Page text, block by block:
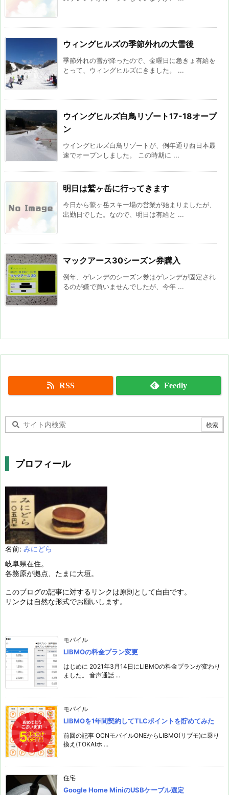
ウィングヒルズの季節外れの大雪後
季節外れの雪が降ったので、金曜日に急きょ有給を
とって、ウィングヒルズにきました。 ...
ウイングヒルズ白鳥リゾート17-18オープ
ン
ウイングヒルズ白鳥リゾートが、例年通り西日本最
速でオープンしました。 この時期に ...
明日は鷲ヶ岳に行ってきます
今日から鷲ヶ岳スキー場の営業が始まりましたが、
出勤日でした。なので、明日は有給と ...
マックアース30シーズン券購入
例年、ゲレンデのシーズン券はゲレンデが固定され
るのが嫌で買いませんでしたが、今年 ...
RSS Feedly
プロフィール
名前: みにどら
岐阜県在住。
各務原が拠点、たまに大垣。
このブログの記事に対するリンクは原則として自由です。
リンクは自然な形式でお願いします。
モバイル
LIBMOの料金プラン変更
はじめに 2021年3月14日にLIBMOの料金プランが変わり
ました。 音声通話 ...
モバイル
LIBMOを1年間契約してTLCポイントを貯めてみた
前回の記事 OCNモバイルONEからLIBMO(リブモ)に乗り
換え(TOKAIホ ...
住宅
Google Home MiniのUSBケーブル選定